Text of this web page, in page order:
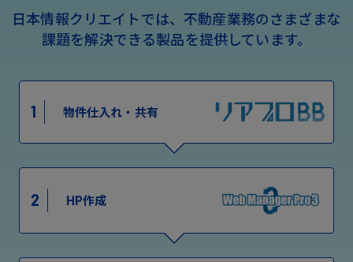
日本情報クリエイトでは、不動産業務のさまざまな
課題を解決できる製品を提供しています。
1 物件仕入れ・共有
2 HP作成